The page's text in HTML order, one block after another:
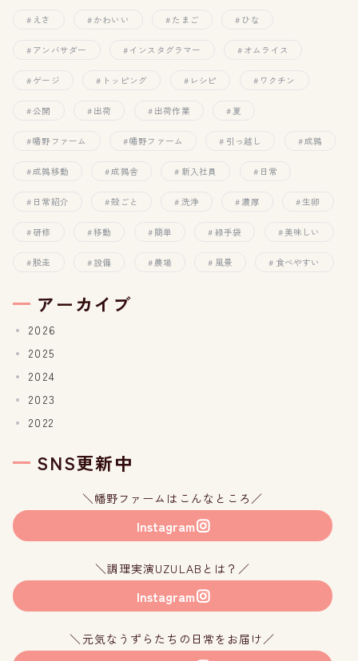
えさ かわいい たまご ひな
アンバサダー インスタグラマー オムライス
ゲージ トッピング レシピ ワクチン
公開 出荷 出荷作業 夏
幡野ファーム 幡野ファーム 引っ越し 成鶉
成鶉移動 成鶉舎 新入社員 日常
日常紹介 殻ごと 洗浄 濃厚 生卵
研修 移動 簡単 緑手袋 美味しい
脱走 設備 農場 風景 食べやすい
アーカイブ
2026
2025
2024
2023
2022
SNS更新中
＼幡野ファームはこんなところ／
Instagram
＼調理実演UZULABとは？／
Instagram
＼元気なうずらたちの日常をお届け／